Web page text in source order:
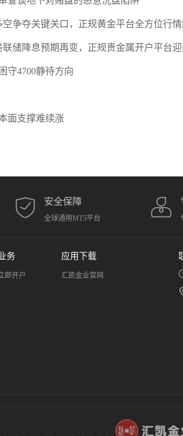
争夺关键关口，正规黄金平台全方位行
储降息预期再变，正规贵金属开户平台
守4700静待方向
面支撑难续涨
安全保障
全球通用MT5平台
务
即开户
应用下载
汇凯金业官网